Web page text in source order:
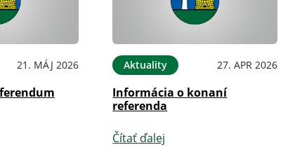
21. MÁJ 2026 Aktuality 27. APR 2026
Informácia o konaní
referenda
Čítať ďalej